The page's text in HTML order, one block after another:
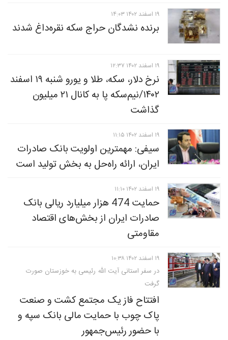
۱۹ اسفند ۱۴۰۲ ۱۴:۰۳
برنده نشدگان حراج سکه نقره‌داغ شدند
۱۹ اسفند ۱۴۰۲ ۱۲:۳۷
نرخ دلار، سکه، طلا و یورو شنبه ۱۹ اسفند
۱۴۰۲/نیم‌سکه پا به کانال ۲۱ میلیون
گذاشت
۱۹ اسفند ۱۴۰۲ ۱۱:۱۵
سیفی: مهمترین اولویت بانک صادرات
ایران، ارائه راه‌حل به بخش تولید است
۱۹ اسفند ۱۴۰۲ ۱۱:۱۰
حمایت 474 هزار میلیارد ریالی بانک
صادرات ایران از بخش‌های اقتصاد
مقاومتی
۱۹ اسفند ۱۴۰۲ ۱۰:۳۸
در سفر استانی آیت الله رئیسی به خوزستان صورت
گرفت
افتتاح فاز یک مجتمع کشت و صنعت
پاک چوب با حمایت مالی بانک سپه و
با حضور رئیس‌جمهور